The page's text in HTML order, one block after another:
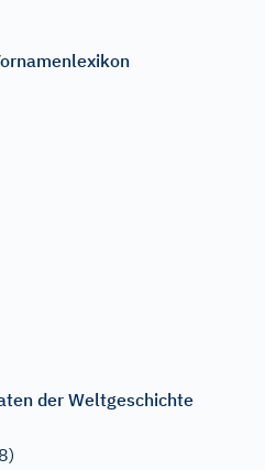
der Weltgeschichte